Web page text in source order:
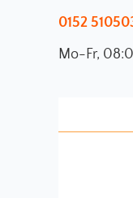
0152
Mo-Fr,